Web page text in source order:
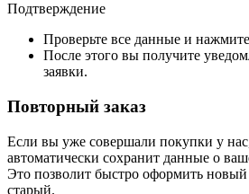
Подтверждение
Проверьте все данные и
После этого вы получите
заявки.
Повторный заказ
Если вы уже совершали покупки у
автоматически сохранит данные о
Это позволит быстро оформить новый
старый.